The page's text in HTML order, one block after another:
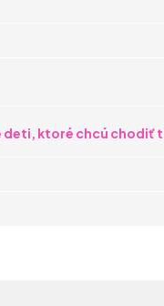
deti, ktoré chcú chodiť